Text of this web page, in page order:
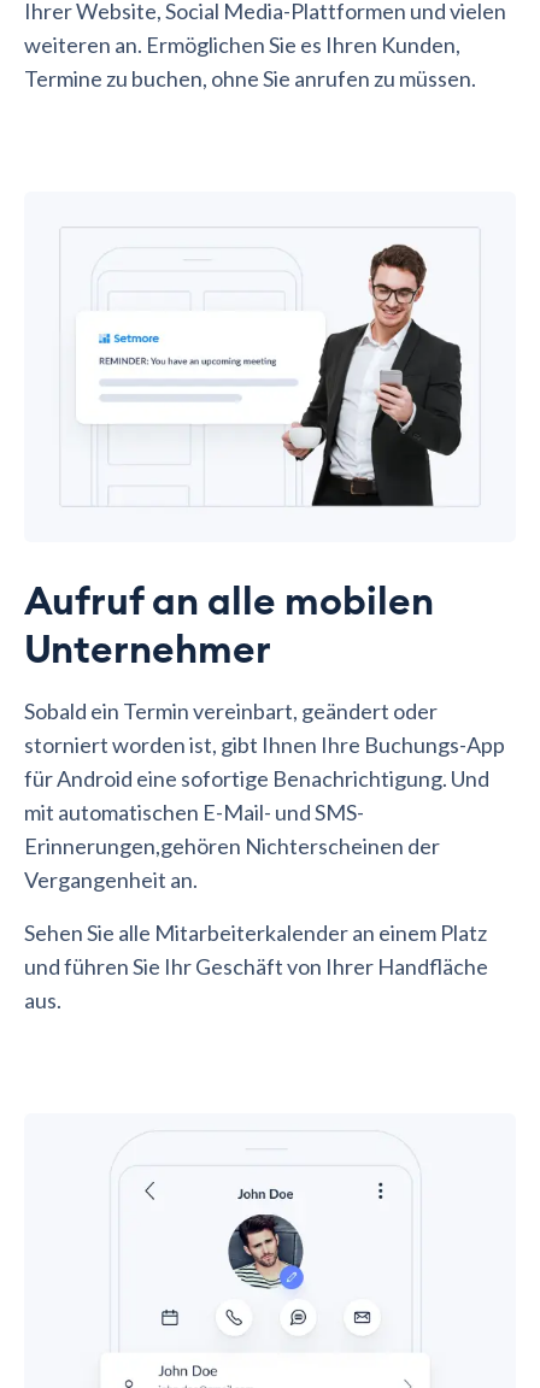
Ihrer Website, Social Media-Plattformen und vielen
weiteren an. Ermöglichen Sie es Ihren Kunden,
Termine zu buchen, ohne Sie anrufen zu müssen.
Aufruf an alle mobilen
Unternehmer
Sobald ein Termin vereinbart, geändert oder
storniert worden ist, gibt Ihnen Ihre Buchungs-App
für Android eine sofortige Benachrichtigung. Und
mit automatischen E-Mail- und SMS-
Erinnerungen,gehören Nichterscheinen der
Vergangenheit an.
Sehen Sie alle Mitarbeiterkalender an einem Platz
und führen Sie Ihr Geschäft von Ihrer Handfläche
aus.